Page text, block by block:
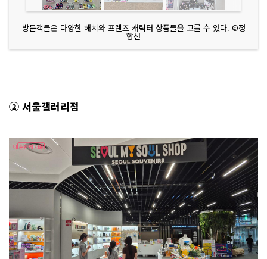
방문객들은 다양한 해치와 프렌즈 캐릭터 상품들을 고를 수 있다. ©정
향선
② 서울갤러리점